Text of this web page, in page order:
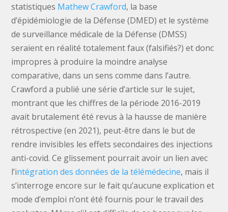
statistiques Mathew Crawford, la base
d’épidémiologie de la Défense (DMED) et le système
de surveillance médicale de la Défense (DMSS)
seraient en réalité totalement faux (falsifiés?) et donc
impropres à produire la moindre analyse
comparative, dans un sens comme dans l’autre.
Crawford a publié une série d’article sur le sujet,
montrant que les chiffres de la période 2016-2019
avait brutalement été revus à la hausse de manière
rétrospective (en 2021), peut-être dans le but de
rendre invisibles les effets secondaires des injections
anti-covid. Ce glissement pourrait avoir un lien avec
l’intégration des données de la télémédecine, mais il
s’interroge encore sur le fait qu’aucune explication et
mode d’emploi n’ont été fournis pour le travail des